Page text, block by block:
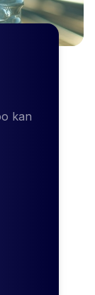
kan